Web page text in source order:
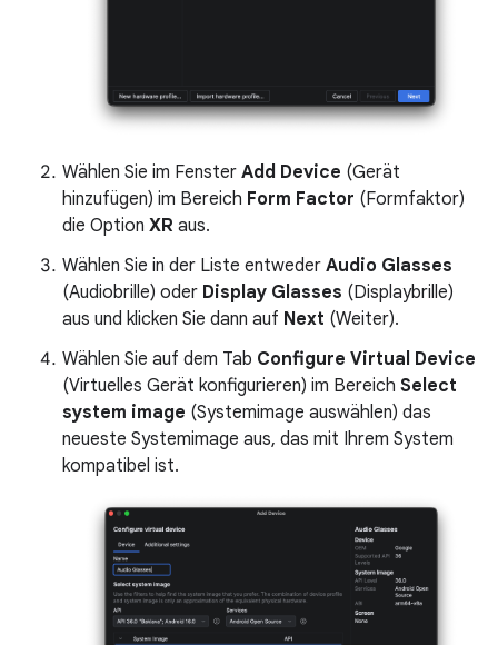
Wählen Sie im Fenster Add Device (Gerät
hinzufügen) im Bereich Form Factor (Formfaktor)
die Option XR aus.
Wählen Sie in der Liste entweder Audio Glasses
(Audiobrille) oder Display Glasses (Displaybrille)
aus und klicken Sie dann auf Next (Weiter).
Wählen Sie auf dem Tab Configure Virtual Device
(Virtuelles Gerät konfigurieren) im Bereich Select
system image (Systemimage auswählen) das
neueste Systemimage aus, das mit Ihrem System
kompatibel ist.